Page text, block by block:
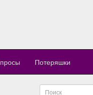
Потеряшки